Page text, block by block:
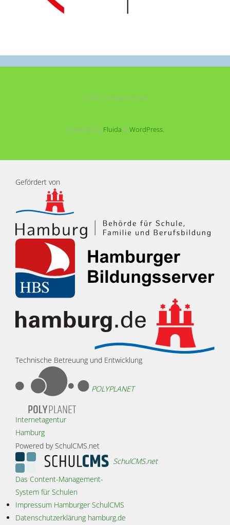
©2021 Schule am See
Powered byFluida &WordPress.
Gefördert von
Technische Betreuung und Entwicklung
POLYPLANET
Internetagentur
Hamburg
Powered by SchulCMS.net
SchulCMS.net
Das Content-Management-
System für Schulen
Impressum Hamburger SchulCMS
Datenschutzerklärung hamburg.de